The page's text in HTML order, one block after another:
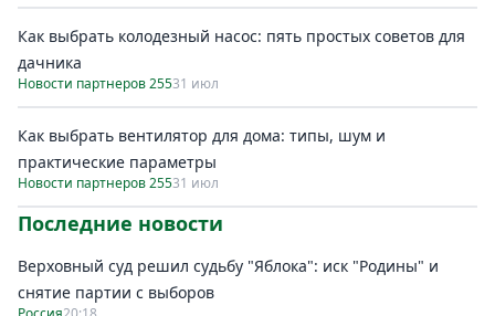
Как выбрать колодезный насос: пять простых советов для
дачника
Новости партнеров 25531 июл
Как выбрать вентилятор для дома: типы, шум и
практические параметры
Новости партнеров 25531 июл
Последние новости
Верховный суд решил судьбу "Яблока": иск "Родины" и
снятие партии с выборов